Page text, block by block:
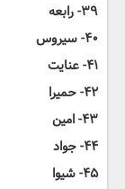
۳۹- رابعه
۴۰- سیروس
۴۱- عنایت
۴۲- حمیرا
۴۳- امین
۴۴- جواد
۴۵- شیوا